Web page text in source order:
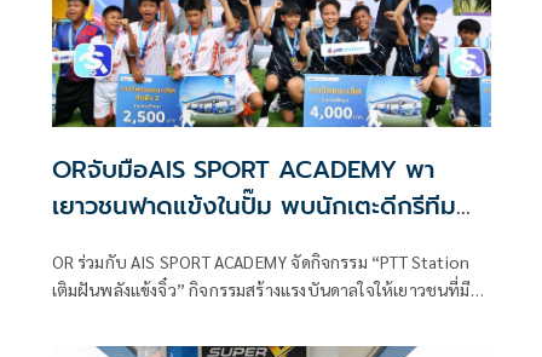
ORจับมือAIS SPORT ACADEMY พา
เยาวชนฟาดแข้งในปั๊ม พบนักเตะดีกรีทีม
OR ร่วมกับ AIS SPORT ACADEMY จัดกิจกรรม “PTT Station
เติมฝันพลังแข้งจิ๋ว” กิจกรรมสร้างแรงบันดาลใจให้เยาวชนที่มีใจ
ชาติไทย ที่ PTT Station อ่างศิลา – พระยาสัจจา อ.เมือง